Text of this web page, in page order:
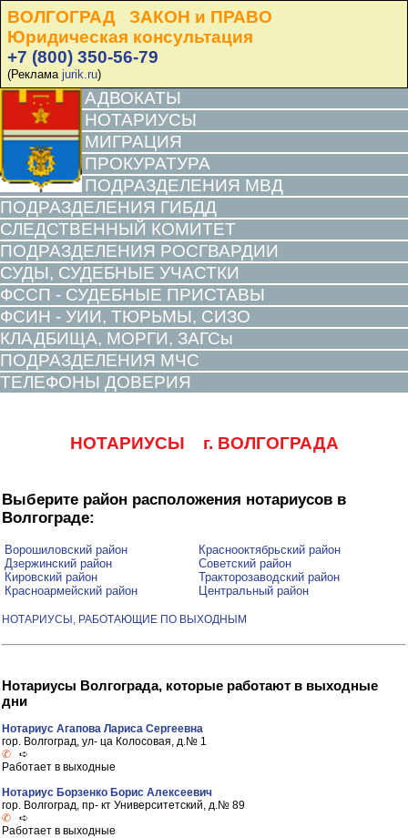
ВОЛГОГРАД ЗАКОН и ПРАВО
Юридическая консультация
+7 (800) 350-56-79
(Реклама jurik.ru)
АДВОКАТЫ
НОТАРИУСЫ
МИГРАЦИЯ
ПРОКУРАТУРА
ПОДРАЗДЕЛЕНИЯ МВД
ПОДРАЗДЕЛЕНИЯ ГИБДД
СЛЕДСТВЕННЫЙ КОМИТЕТ
ПОДРАЗДЕЛЕНИЯ РОСГВАРДИИ
СУДЫ, СУДЕБНЫЕ УЧАСТКИ
ФССП - СУДЕБНЫЕ ПРИСТАВЫ
ФСИН - УИИ, ТЮРЬМЫ, СИЗО
КЛАДБИЩА, МОРГИ, ЗАГСы
ПОДРАЗДЕЛЕНИЯ МЧС
ТЕЛЕФОНЫ ДОВЕРИЯ
НОТАРИУСЫ г. ВОЛГОГРАДА
Выберите район расположения нотариусов в
Волгограде:
Ворошиловский район
Дзержинский район
Кировский район
Красноармейский район
Краснооктябрьский район
Советский район
Тракторозаводский район
Центральный район
НОТАРИУСЫ, РАБОТАЮЩИЕ ПО ВЫХОДНЫМ
Нотариусы Волгограда, которые работают в выходные
дни
Нотариус Агапова Лариса Сергеевна
гор. Волгоград, ул- ца Колосовая, д.№ 1
✆ ➪
Работает в выходные
Нотариус Борзенко Борис Алексеевич
гор. Волгоград, пр- кт Университетский, д.№ 89
✆ ➪
Работает в выходные